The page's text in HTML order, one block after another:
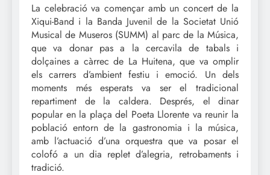
La celebració va començar amb un concert de la
Xiqui-Band i la Banda Juvenil de la Societat Unió
Musical de Museros (SUMM) al parc de la Música,
que va donar pas a la cercavila de tabals i
dolçaines a càrrec de La Huitena, que va omplir
els carrers d’ambient festiu i emoció. Un dels
moments més esperats va ser el tradicional
repartiment de la caldera. Després, el dinar
popular en la plaça del Poeta Llorente va reunir la
població entorn de la gastronomia i la música,
amb l’actuació d’una orquestra que va posar el
colofó a un dia replet d’alegria, retrobaments i
tradició.